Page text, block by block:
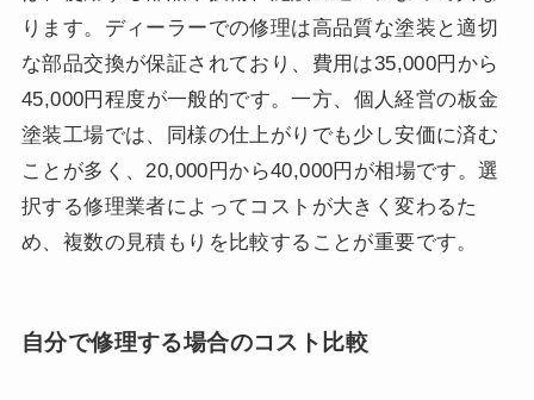
ります。ディーラーでの修理は高品質な塗装と適切
な部品交換が保証されており、費用は35,000円から
45,000円程度が一般的です。一方、個人経営の板金
塗装工場では、同様の仕上がりでも少し安価に済む
ことが多く、20,000円から40,000円が相場です。選
択する修理業者によってコストが大きく変わるた
め、複数の見積もりを比較することが重要です。
自分で修理する場合のコスト比較